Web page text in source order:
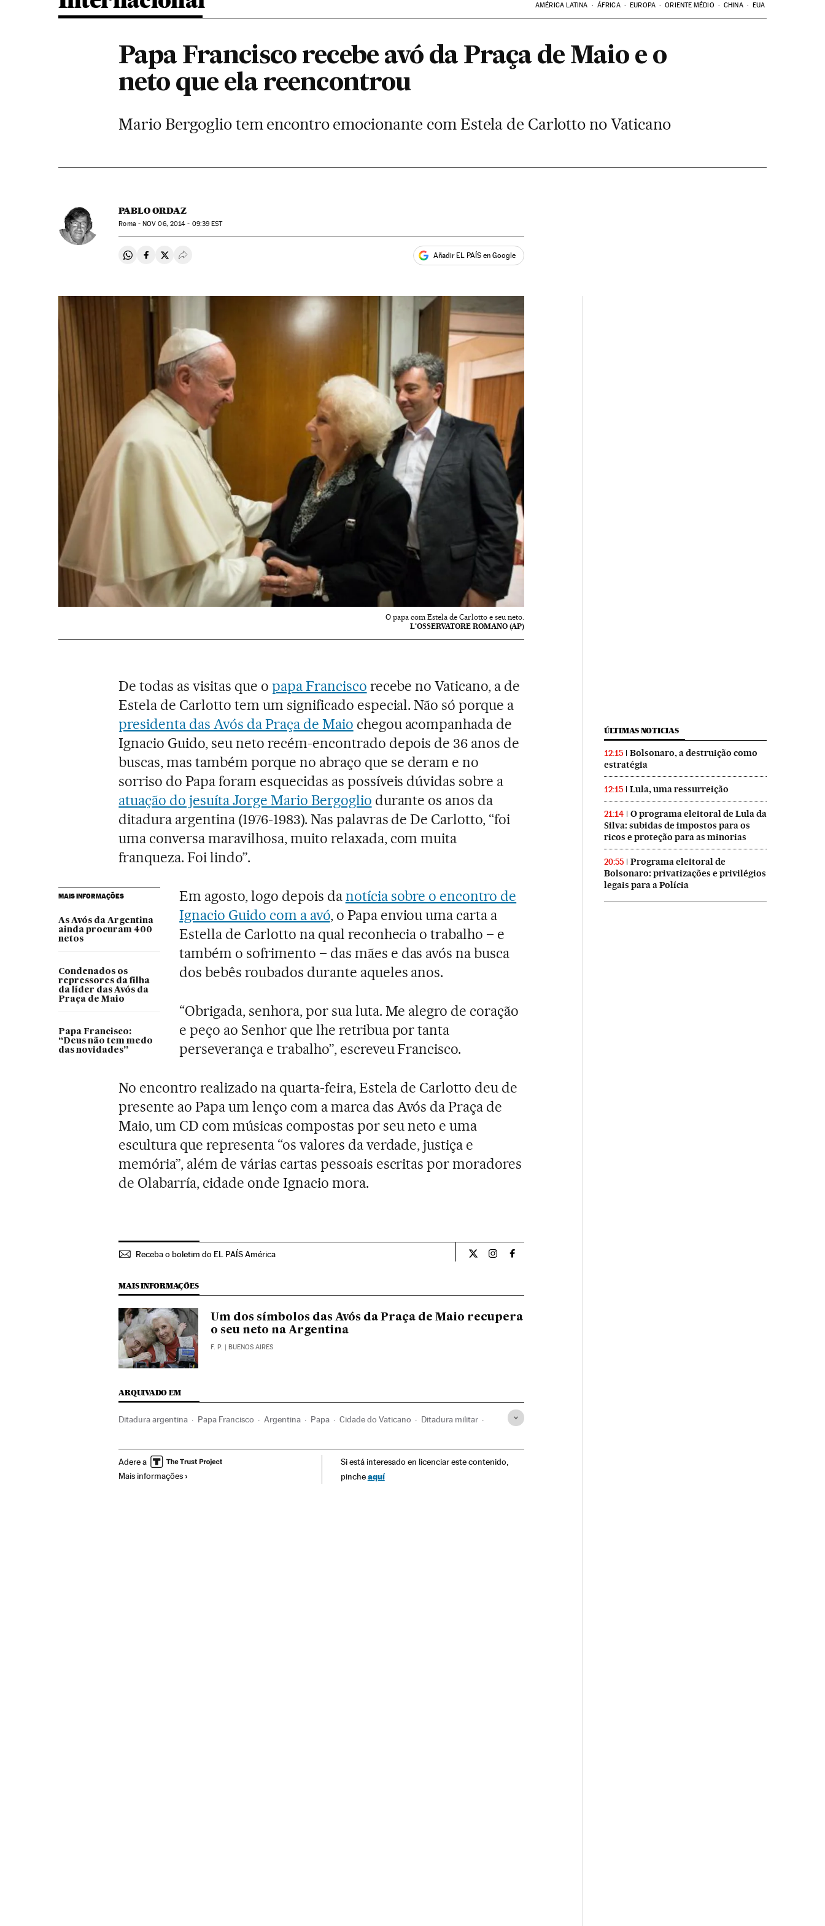
AMÉRICA LATINA ÁFRICA EUROPA ORIENTE MÉDIO CHINA EUA
Papa Francisco recebe avó da Praça de Maio e o
neto que ela reencontrou
Mario Bergoglio tem encontro emocionante com Estela de Carlotto no Vaticano
PABLO ORDAZ
Roma -NOV 06, 2014 - 09:39 EST
Compartir en Whatsapp
Compartir en Facebook
Compartir en Twitter
Desplegar Redes Sociales Añadir EL PAÍS en Google
O papa com Estela de Carlotto e seu neto.
L'OSSERVATORE ROMANO (AP)
De todas as visitas que o papa Francisco recebe no Vaticano, a de
Estela de Carlotto tem um significado especial. Não só porque a
presidenta das Avós da Praça de Maio chegou acompanhada de
Ignacio Guido, seu neto recém-encontrado depois de 36 anos de
buscas, mas também porque no abraço que se deram e no
sorriso do Papa foram esquecidas as possíveis dúvidas sobre a
atuação do jesuíta Jorge Mario Bergoglio durante os anos da
ditadura argentina (1976-1983). Nas palavras de De Carlotto, “foi
uma conversa maravilhosa, muito relaxada, com muita
franqueza. Foi lindo”.
MAIS INFORMAÇÕES
As Avós da Argentina
ainda procuram 400
netos
Condenados os
repressores da filha
da líder das Avós da
Praça de Maio
Papa Francisco:
“Deus não tem medo
das novidades”
Em agosto, logo depois danotícia sobre o encontro de
Ignacio Guido com a avó, o Papa enviou uma carta a
Estella de Carlotto na qual reconhecia o trabalho – e
também o sofrimento – das mães e das avós na busca
dos bebês roubados durante aqueles anos.
“Obrigada, senhora, por sua luta. Me alegro de coração
e peço ao Senhor que lhe retribua por tanta
perseverança e trabalho”, escreveu Francisco.
No encontro realizado na quarta-feira, Estela de Carlotto deu de
presente ao Papa um lenço com a marca das Avós da Praça de
Maio, um CD com músicas compostas por seu neto e uma
escultura que representa “os valores da verdade, justiça e
memória”, além de várias cartas pessoais escritas por moradores
de Olabarría, cidade onde Ignacio mora.
Receba o boletim do EL PAÍS América Internacional El País Brasil en Twitter
Internacional El País Brasil en Instagram
Internacional El País Brasil en Facebook
MAIS INFORMAÇÕES
Um dos símbolos das Avós da Praça de Maio recupera
o seu neto na Argentina
F. P. | BUENOS AIRES
ARQUIVADO EM
Ditadura argentina Papa Francisco Argentina Papa Cidade do Vaticano Ditadura militar
Igreja católica América Europa Cristianismo Política Religião
Adere a
Mais informações
Si está interesado en licenciar este contenido,
pincheaquí
ÚLTIMAS NOTICIAS
12:15
Bolsonaro, a destruição como
estratégia
12:15 Lula, uma ressurreição
21:14
O programa eleitoral de Lula da
Silva: subidas de impostos para os
ricos e proteção para as minorias
20:55
Programa eleitoral de
Bolsonaro: privatizações e privilégios
legais para a Polícia